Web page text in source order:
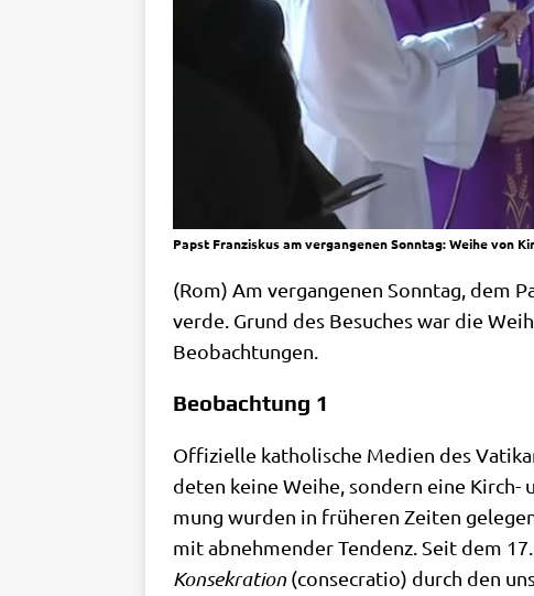
Papst Franziskus am vergangenen Sonntag: Weihe von
(Rom) Am ver­gan­ge­nen Sonn­tag, dem
ver­de. Grund des Besu­ches war die
Beobachtungen.
Beobachtung 1
Offi­zi­el­le katho­li­sche Medi­en des
de­ten kei­ne Wei­he, son­dern eine
mung wur­den in frü­he­ren Zei­ten
mit abneh­men­der Ten­denz. Seit dem
Kon­se­kra­ti­on (con­se­cra­tio) durch den